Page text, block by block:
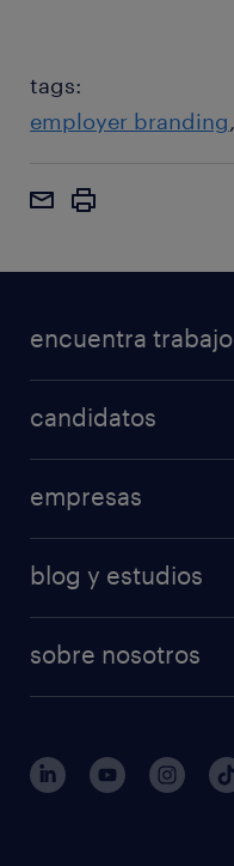
tags:
employer branding
encuentra trabajo
candidatos
empresas
blog y estudios
sobre nosotros